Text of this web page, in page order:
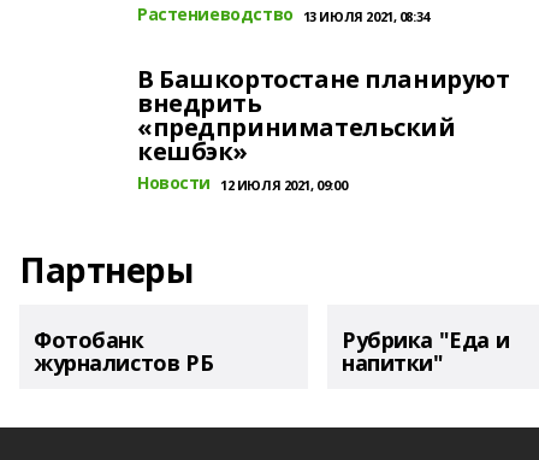
Растениеводство 13 ИЮЛЯ 2021, 08:34
В Башкортостане планируют
внедрить
«предпринимательский
кешбэк»
Новости 12 ИЮЛЯ 2021, 09:00
Партнеры
Фотобанк
журналистов РБ
Рубрика "Еда и
напитки"